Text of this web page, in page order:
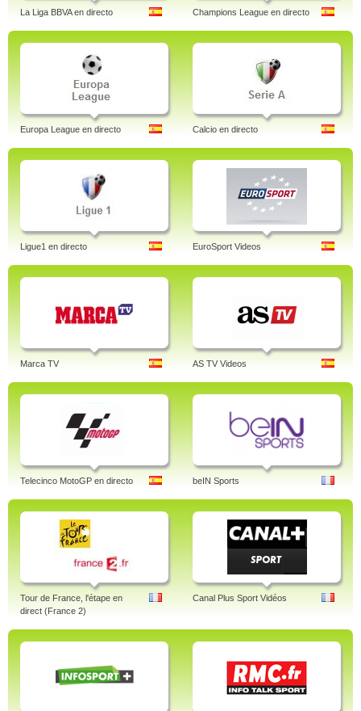
La Liga BBVA en directo Champions League en directo
Europa League en directo Calcio en directo
Ligue1 en directo EuroSport Videos
Marca TV AS TV Videos
Telecinco MotoGP en directo beIN Sports
Tour de France, l'étape en
direct (France 2)
Canal Plus Sport Vidéos